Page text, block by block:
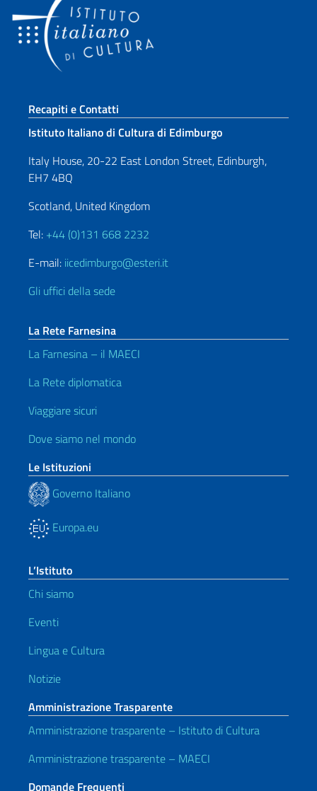
Sezione footer
Recapiti e Contatti
Istituto Italiano di Cultura di Edimburgo
Italy House, 20-22 East London Street, Edinburgh,
EH7 4BQ
Scotland, United Kingdom
Tel: +44 (0)131 668 2232
E-mail: iicedimburgo@esteri.it
Gli uffici della sede
La Rete Farnesina
La Farnesina – il MAECI
La Rete diplomatica
Viaggiare sicuri
Dove siamo nel mondo
Le Istituzioni
Governo Italiano
Europa.eu
L’Istituto
Chi siamo
Eventi
Lingua e Cultura
Notizie
Amministrazione Trasparente
Amministrazione trasparente – Istituto di Cultura
Amministrazione trasparente – MAECI
Domande Frequenti